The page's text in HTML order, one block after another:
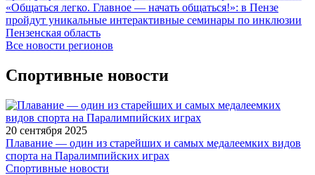
«Общаться легко. Главное — начать общаться!»: в Пензе
пройдут уникальные интерактивные семинары по инклюзии
Пензенская область
Все новости регионов
Спортивные новости
20 сентября 2025
Плавание — один из старейших и самых медалеемких видов
спорта на Паралимпийских играх
Спортивные новости